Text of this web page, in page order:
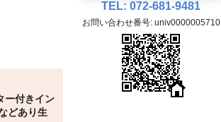
ー付きイン
どあり生
TEL: 072-681-9481
お問い合わせ番号: univ0000005710